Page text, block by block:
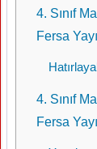
4. Sınıf
Fersa
4. Sınıf
Fersa